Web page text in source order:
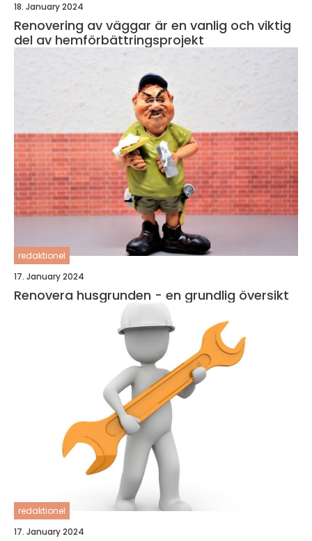
18. January 2024
Renovering av väggar är en vanlig och viktig
del av hemförbättringsprojekt
redaktionel
17. January 2024
Renovera husgrunden - en grundlig översikt
redaktionel
17. January 2024